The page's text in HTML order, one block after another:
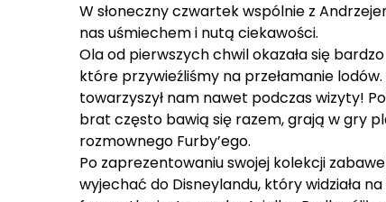
W słoneczny czwartek wspólnie z
nas uśmiechem i nutą ciekawości.
Ola od pierwszych chwil okazała się
które przywieźliśmy na przełamanie
towarzyszył nam nawet podczas wizyty!
brat często bawią się razem, grają w gry
rozmownego Furby’ego.
Po zaprezentowaniu swojej kolekcji
wyjechać do Disneylandu, który widziała